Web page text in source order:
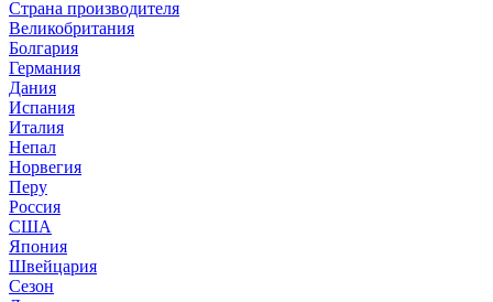
Страна производителя
Великобритания
Болгария
Германия
Дания
Испания
Италия
Непал
Норвегия
Перу
Россия
США
Япония
Швейцария
Сезон